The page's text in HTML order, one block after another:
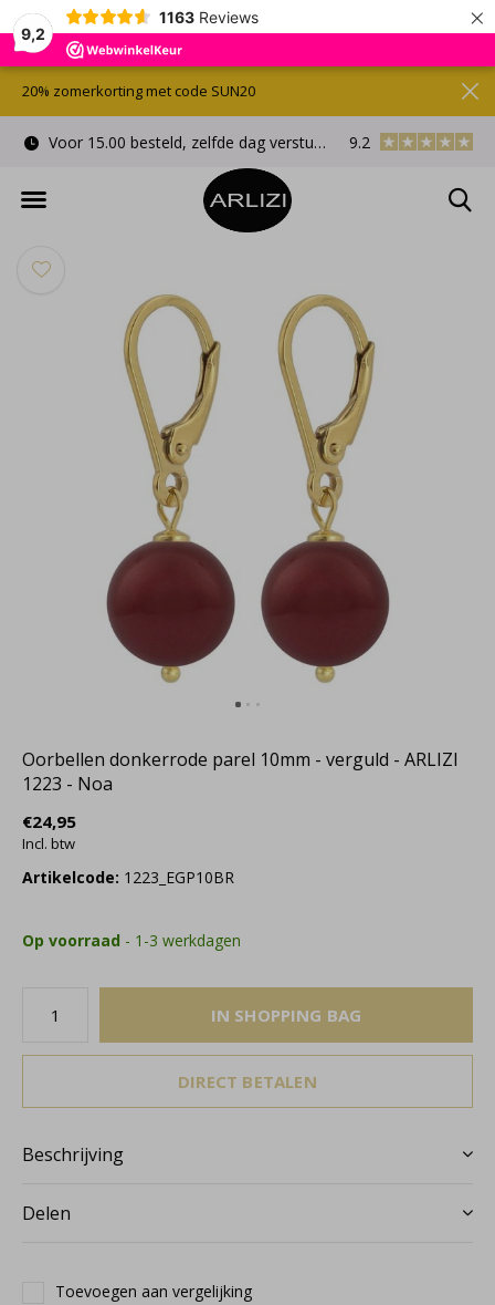
9,2
1163 Reviews ×
Voor 15.00 besteld, zelfde dag verstuurd Gratis
9.2
20% zomerkorting met code SUN20
Oorbellen donkerrode parel 10mm - verguld - ARLIZI
1223 - Noa
€24,95
Incl. btw
Artikelcode: 1223_EGP10BR
Op voorraad - 1-3 werkdagen
IN SHOPPING BAG
DIRECT BETALEN
Beschrijving
Delen
Toevoegen aan vergelijking